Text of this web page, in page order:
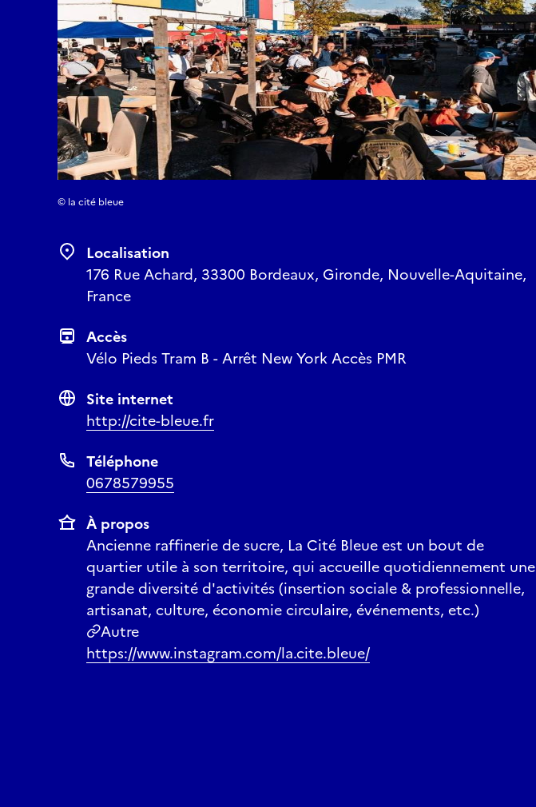
© la cité bleue
Localisation
176 Rue Achard, 33300 Bordeaux, Gironde, Nouvelle-Aquitaine,
France
Accès
Vélo Pieds Tram B - Arrêt New York Accès PMR
Site internet
http://cite-bleue.fr
Téléphone
0678579955
À propos
Ancienne raffinerie de sucre, La Cité Bleue est un bout de
quartier utile à son territoire, qui accueille quotidiennement une
grande diversité d'activités (insertion sociale & professionnelle,
artisanat, culture, économie circulaire, événements, etc.)
Autre
https://www.instagram.com/la.cite.bleue/